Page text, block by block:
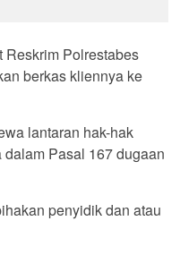
Reskrim Polrestabes
berkas kliennya ke
lantaran hak-hak
Pasal 167 dugaan
penyidik dan atau